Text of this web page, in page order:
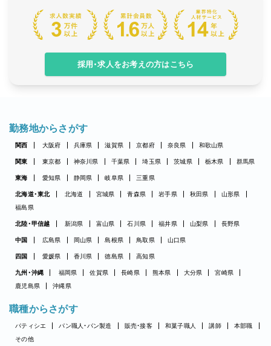
採用・求人をお考えの方はこちら
勤務地からさがす
関西 大阪府 兵庫県 滋賀県 京都府 奈良県 和歌山県
関東 東京都 神奈川県 千葉県 埼玉県 茨城県 栃木県 群馬県
東海 愛知県 静岡県 岐阜県 三重県
北海道・東北 北海道 宮城県 青森県 岩手県 秋田県
山形県
福島県
北陸・甲信越 新潟県 富山県 石川県 福井県 山梨県 長野県
中国 広島県 岡山県 島根県 鳥取県 山口県
四国 愛媛県 香川県 徳島県 高知県
九州・沖縄 福岡県 佐賀県 長崎県 熊本県 大分県
宮崎県
鹿児島県
沖縄県
職種からさがす
パティシエ パン職人・パン製造 販売・接客 和菓子職人 講師
本部職
その他